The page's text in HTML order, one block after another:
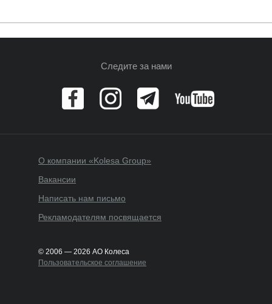
Следите за нами
О компании «Kolesa Group»
Вакансии
Написать нам письмо
Рекламодателям посвящается
© 2006 — 2026 АО Колеса
Пользовательское соглашение